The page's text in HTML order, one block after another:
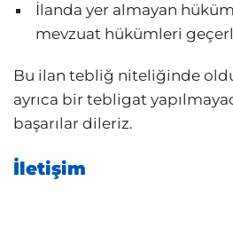
İlanda yer almayan
mevzuat hükümleri
Bu ilan tebliğ niteliğinde
ayrıca bir tebligat
başarılar dileriz.
İletişim